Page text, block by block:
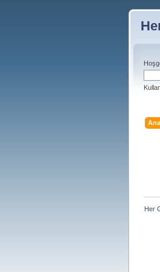
Her